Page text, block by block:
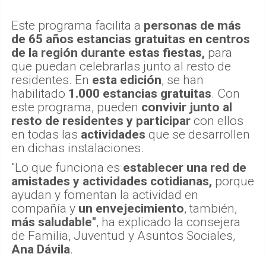
Este programa facilita a personas de más
de 65 años estancias gratuitas en centros
de la región durante estas fiestas, para
que puedan celebrarlas junto al resto de
residentes. En esta edición, se han
habilitado 1.000 estancias gratuitas. Con
este programa, pueden convivir junto al
resto de residentes y participar con ellos
en todas las actividades que se desarrollen
en dichas instalaciones.
"Lo que funciona es establecer una red de
amistades y actividades cotidianas, porque
ayudan y fomentan la actividad en
compañía y un envejecimiento, también,
más saludable", ha explicado la consejera
de Familia, Juventud y Asuntos Sociales,
Ana Dávila.